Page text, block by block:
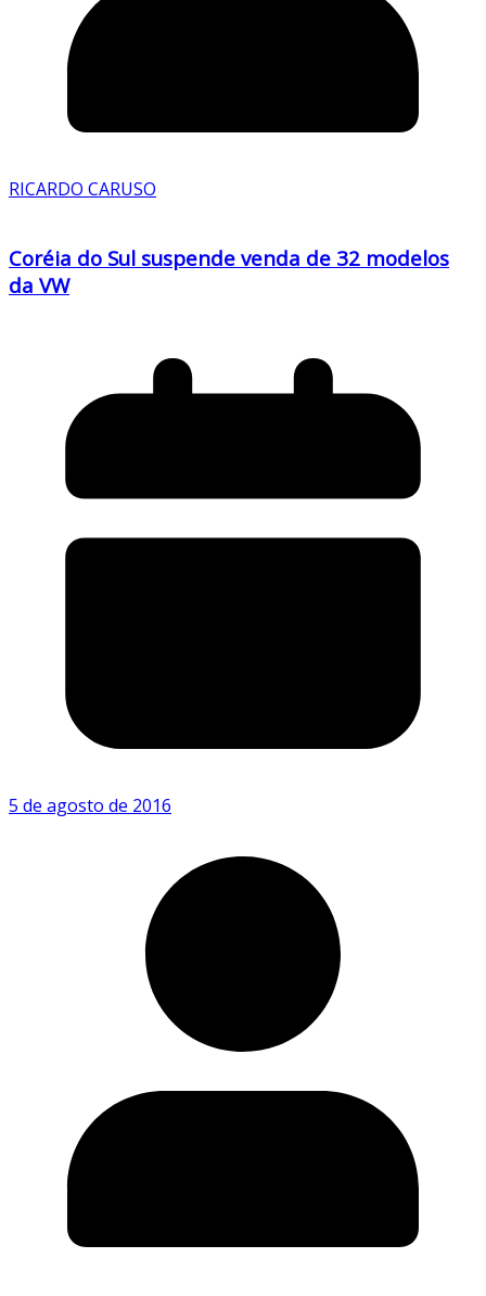
RICARDO CARUSO
Coréia do Sul suspende venda de 32 modelos
da VW
5 de agosto de 2016